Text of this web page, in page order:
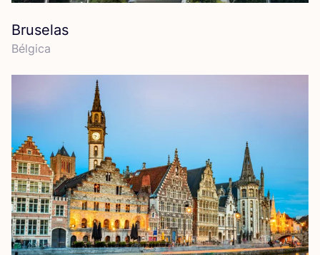
Bruselas
Bél­gi­ca